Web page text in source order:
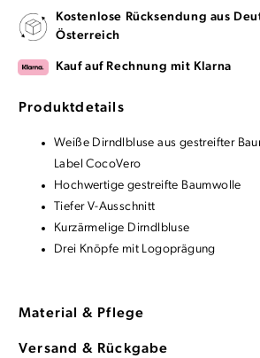
Kostenlose Rücksendung aus
Österreich
Kauf auf Rechnung mit Klarna
Produktdetails
Weiße Dirndlbluse aus gestreifter
Label CocoVero
Hochwertige gestreifte Baumwolle
Tiefer V-Ausschnitt
Kurzärmelige Dirndlbluse
Drei Knöpfe mit Logoprägung
Material & Pflege
Versand & Rückgabe